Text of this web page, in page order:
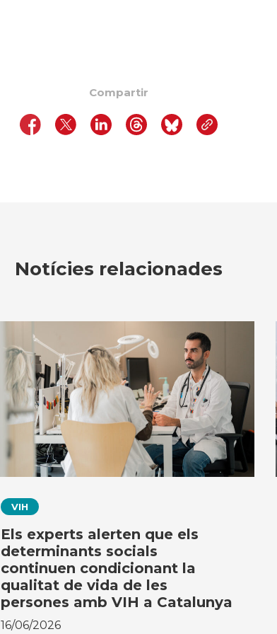
Compartir
Notícies relacionades
VIH
Els experts alerten que els
determinants socials
continuen condicionant la
qualitat de vida de les
persones amb VIH a Catalunya
16/06/2026